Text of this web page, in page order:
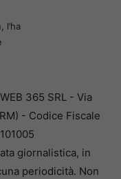
l’ha
365 SRL - Via
- Codice Fiscale
giornalistica, in
periodicità. Non